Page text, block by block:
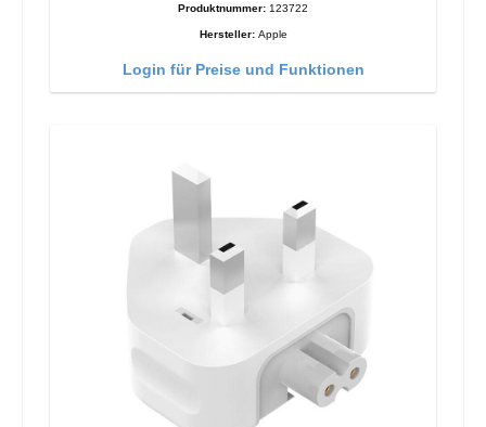
Produktnummer: 123722
Hersteller: Apple
Login für Preise und Funktionen